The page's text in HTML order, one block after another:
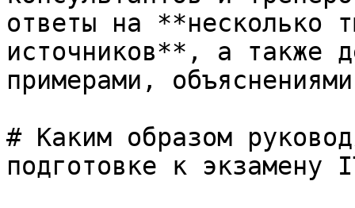
ответы на **несколько
источников**, а также
примерами,
# Каким образом
подготовке к